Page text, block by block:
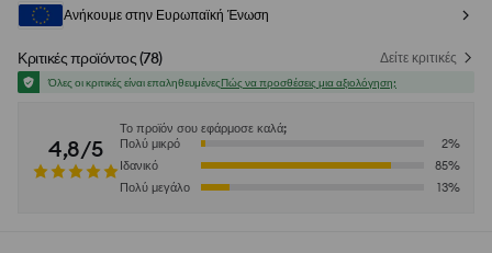
Ανήκουμε στην Ευρωπαϊκή Ένωση
Κριτικές προϊόντος(78) Δείτε κριτικές
Όλες οι κριτικές είναι επαληθευμένεςΠώς να προσθέσεις μια αξιολόγηση;
4,8/5
Το προϊόν σου εφάρμοσε καλά;
Πολύ μικρό
2%
Ιδανικό
85%
Πολύ μεγάλο
13%